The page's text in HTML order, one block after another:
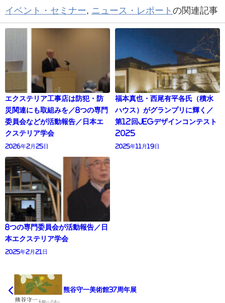
イベント・セミナー, ニュース・レポート の関連記事
エクステリア工事店は防犯・防
災関連にも取組みを／8つの専門
委員会などが活動報告／日本エ
クステリア学会
2026年2月25日
福本真也・西尾有平各氏（積水
ハウス）がグランプリに輝く／
第12回JEGデザインコンテスト
2025
2025年11月19日
8つの専門委員会が活動報告／日
本エクステリア学会
2025年2月21日
熊谷守一美術館37周年展